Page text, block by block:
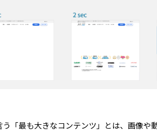
う「最も大きなコンテンツ」とは、画像